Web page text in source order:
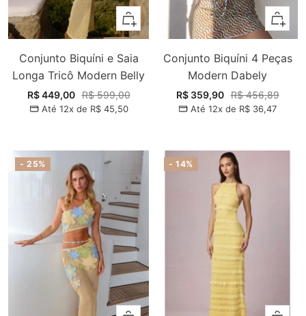
Adicionar
Conjunto Biquíni e Saia
Longa Tricô Modern Belly
Preço
promocional
R$ 449,00 Preço
normal
R$ 599,00
Até 12x de R$ 45,50
Conjunto Biquíni 4 Peças
Modern Dabely
Preço
promocional
R$ 359,90 Preço
normal
R$ 456,89
Até 12x de R$ 36,47
- 25% - 14%